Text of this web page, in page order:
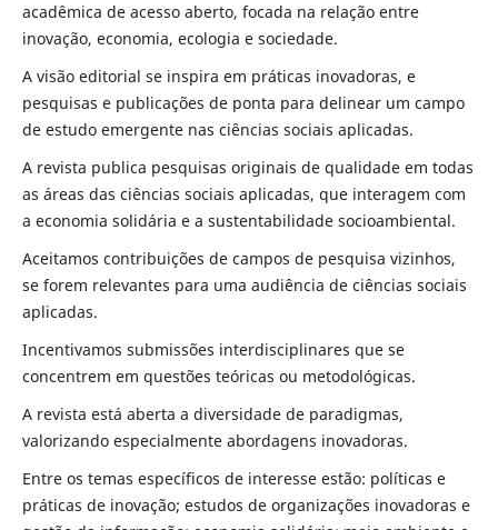
acadêmica de acesso aberto, focada na relação entre
inovação, economia, ecologia e sociedade.
A visão editorial se inspira em práticas inovadoras, e
pesquisas e publicações de ponta para delinear um campo
de estudo emergente nas ciências sociais aplicadas.
A revista publica pesquisas originais de qualidade em todas
as áreas das ciências sociais aplicadas, que interagem com
a economia solidária e a sustentabilidade socioambiental.
Aceitamos contribuições de campos de pesquisa vizinhos,
se forem relevantes para uma audiência de ciências sociais
aplicadas.
Incentivamos submissões interdisciplinares que se
concentrem em questões teóricas ou metodológicas.
A revista está aberta a diversidade de paradigmas,
valorizando especialmente abordagens inovadoras.
Entre os temas específicos de interesse estão: políticas e
práticas de inovação; estudos de organizações inovadoras e